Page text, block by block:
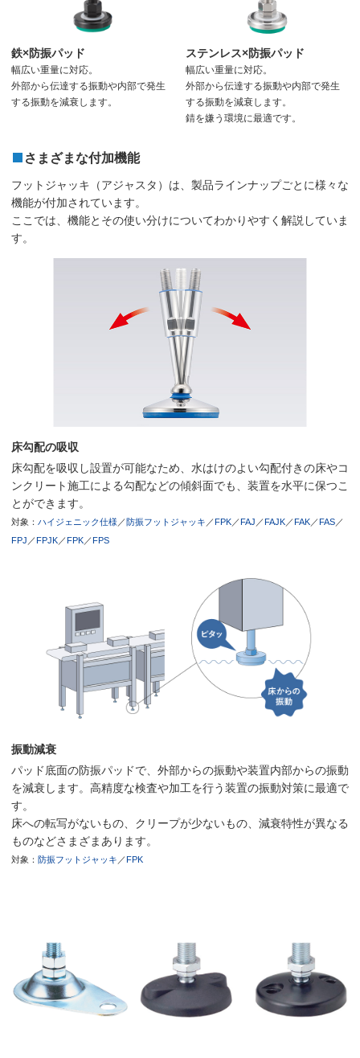
鉄×防振パッド
幅広い重量に対応。
外部から伝達する振動や内部で発生
する振動を減衰します。
ステンレス×防振パッド
幅広い重量に対応。
外部から伝達する振動や内部で発生
する振動を減衰します。
錆を嫌う環境に最適です。
さまざまな付加機能
フットジャッキ（アジャスタ）は、製品ラインナップごとに様々な
機能が付加されています。
ここでは、機能とその使い分けについてわかりやすく解説していま
す。
床勾配の吸収
床勾配を吸収し設置が可能なため、水はけのよい勾配付きの床やコ
ンクリート施工による勾配などの傾斜面でも、装置を水平に保つこ
とができます。
対象： ハイジェニック仕様 ／防振フットジャッキ ／FPK ／FAJ ／FAJK ／FAK ／FAS ／
FPJ ／FPJK ／FPK ／FPS
振動減衰
パッド底面の防振パッドで、外部からの振動や装置内部からの振動
を減衰します。高精度な検査や加工を行う装置の振動対策に最適で
す。
床への転写がないもの、クリープが少ないもの、減衰特性が異なる
ものなどさまざまあります。
対象： 防振フットジャッキ ／FPK